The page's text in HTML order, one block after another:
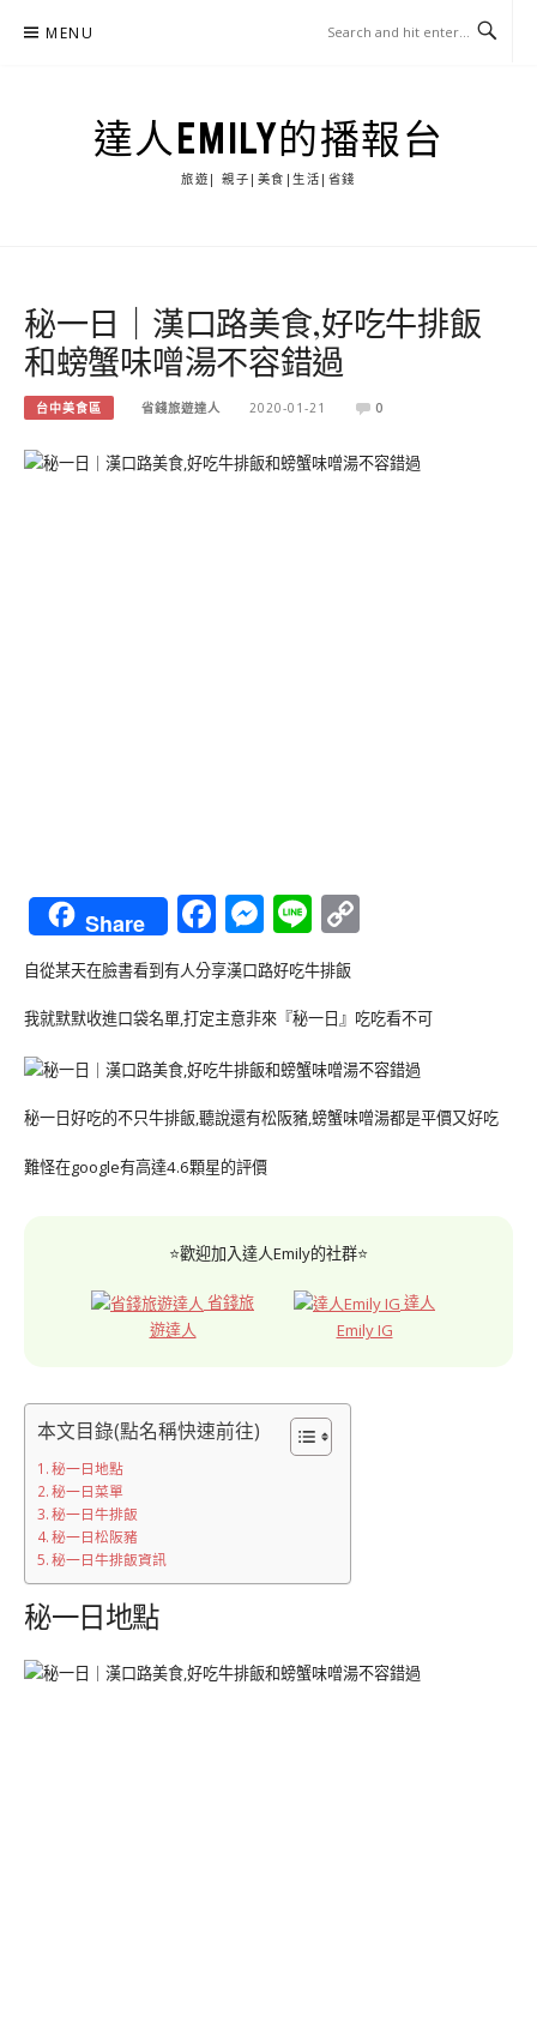
MENU
達人EMILY的播報台
旅遊| 親子|美食|生活|省錢
秘一日｜漢口路美食,好吃牛排飯
和螃蟹味噌湯不容錯過
台中美食區 省錢旅遊達人 2020-01-21 0
Share Facebook
Messenger
Line
自從某天在臉書看到有人分享漢口路好吃牛排飯
我就默默收進口袋名單,打定主意非來『秘一日』吃吃看不可
秘一日好吃的不只牛排飯,聽說還有松阪豬,螃蟹味噌湯都是平價又好吃
難怪在google有高達4.6顆星的評價
⭐歡迎加入達人Emily的社群⭐
省錢旅
遊達人
達人
Emily IG
本文目錄(點名稱快速前往)
秘一日地點
秘一日菜單
秘一日牛排飯
秘一日松阪豬
秘一日牛排飯資訊
秘一日地點